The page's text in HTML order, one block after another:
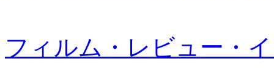
フィルム・レビュー・